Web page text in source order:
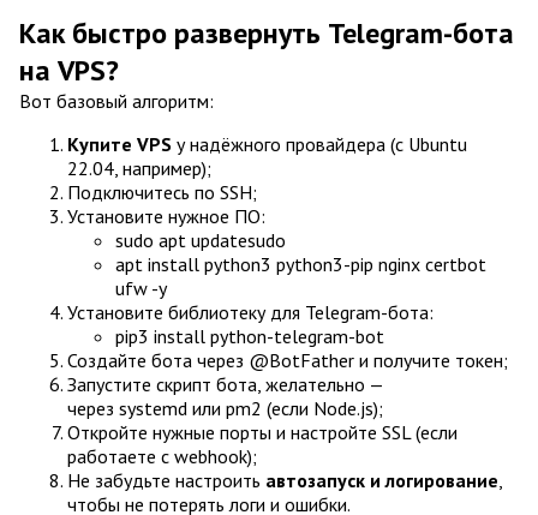
Как быстро развернуть Telegram-бота
на VPS?
Вот базовый алгоритм:
Купите VPS у надёжного провайдера (с Ubuntu
22.04, например);
Подключитесь по SSH;
Установите нужное ПО:
sudo apt updatesudo
apt install python3 python3-pip nginx certbot
ufw -y
Установите библиотеку для Telegram-бота:
pip3 install python-telegram-bot
Создайте бота через @BotFather и получите токен;
Запустите скрипт бота, желательно —
через systemd или pm2 (если Node.js);
Откройте нужные порты и настройте SSL (если
работаете с webhook);
Не забудьте настроить автозапуск и логирование
чтобы не потерять логи и ошибки.